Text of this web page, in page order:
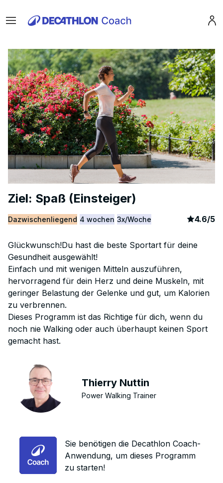
Menu
Ziel: Spaß (Einsteiger)
Dazwischenliegend 4 wochen 3x/Woche article
4.6/5
Glückwunsch!Du hast die beste Sportart für deine
Gesundheit ausgewählt!
Einfach und mit wenigen Mitteln auszuführen,
hervorragend für dein Herz und deine Muskeln, mit
geringer Belastung der Gelenke und gut, um Kalorien
zu verbrennen.
Dieses Programm ist das Richtige für dich, wenn du
noch nie Walking oder auch überhaupt keinen Sport
gemacht hast.
Thierry Nuttin
Power Walking Trainer
Sie benötigen die Decathlon Coach-
Anwendung, um dieses Programm
zu starten!